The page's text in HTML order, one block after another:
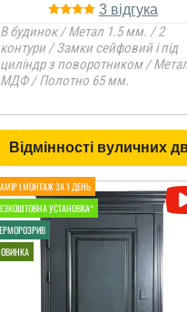
3
В будинок / Метал 1.5 мм. / 2
контури / Замки сейфовий і під
циліндр з поворотником /
МДФ / Полотно 65 мм.
Відмінності вуличних